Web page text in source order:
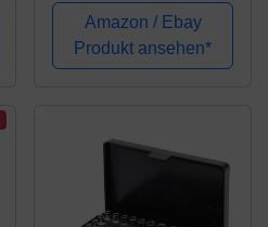
Antrieb 6,3 mm (1/4") /
10 mm (3/8") / 12,5 mm
(1/2") | inkl. Koffer
Amazon / Ebay
Produkt ansehen*